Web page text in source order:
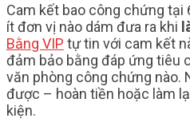
Cam kết bao công chứng tại
ít đơn vị nào dám đưa ra khi
Bằng VIP tự tin với cam kết
đảm bảo bằng đáp ứng tiêu
văn phòng công chứng nào.
được – hoàn tiền hoặc làm
kiện.